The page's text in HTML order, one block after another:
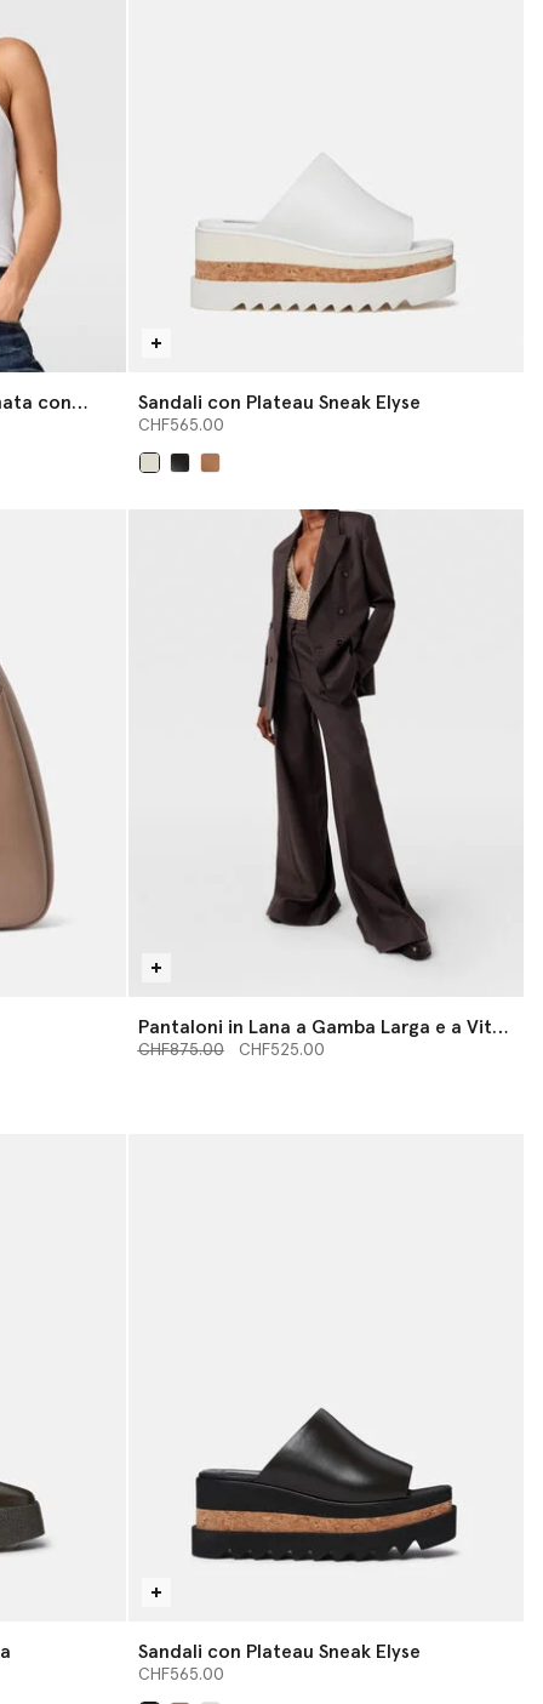
con
Sandali con Plateau Sneak Elyse
CHF565.00
Pantaloni in Lana a Gamba Larga e a Vita
Alta
Prezzo ridotto da
CHF875.00a CHF525.00
Sandali con Plateau Sneak Elyse
CHF565.00